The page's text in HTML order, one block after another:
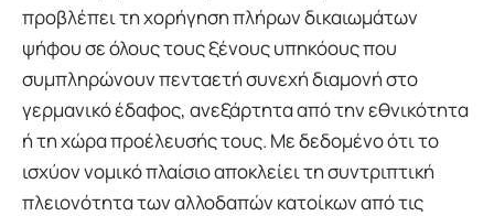
προβλέπει τη χορήγηση πλήρων δικαιωμάτων
ψήφου σε όλους τους ξένους υπηκόους που
συμπληρώνουν πενταετή συνεχή διαμονή στο
γερμανικό έδαφος, ανεξάρτητα από την εθνικότητα
ή τη χώρα προέλευσής τους. Με δεδομένο ότι το
ισχύον νομικό πλαίσιο αποκλείει τη συντριπτική
πλειονότητα των αλλοδαπών κατοίκων από τις